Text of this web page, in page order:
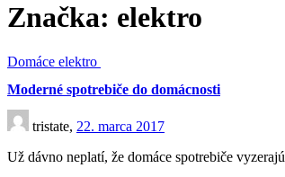
Značka: elektro
Domáce elektro
Moderné spotrebiče do domácnosti
tristate, 22. marca 2017
Už dávno neplatí, že domáce spotrebiče